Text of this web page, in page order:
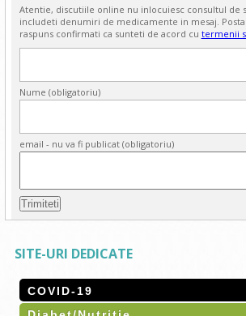
Atentie, discutiile online nu inlocuiesc consultul de
includeti denumiri de medicamente in mesaj.
raspuns confirmati ca sunteti de acord cu termenii
Nume (obligatoriu)
email - nu va fi publicat (obligatoriu)
SITE-URI DEDICATE
COVID-19